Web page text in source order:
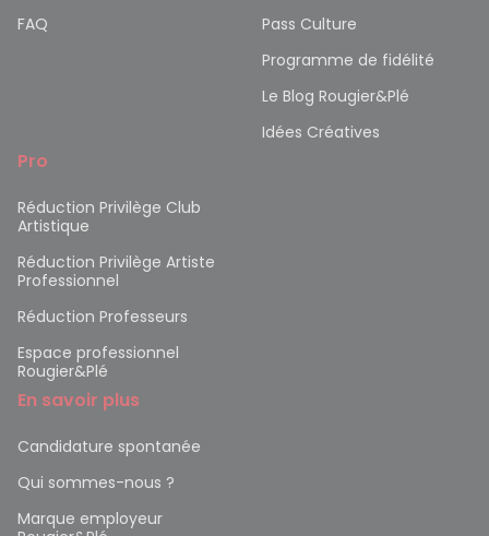
FAQ
Pass Culture
Programme de fidélité
Le Blog Rougier&Plé
Idées Créatives
Pro
Réduction Privilège Club
Artistique
Réduction Privilège Artiste
Professionnel
Réduction Professeurs
Espace professionnel
Rougier&Plé
En savoir plus
Candidature spontanée
Qui sommes-nous ?
Marque employeur